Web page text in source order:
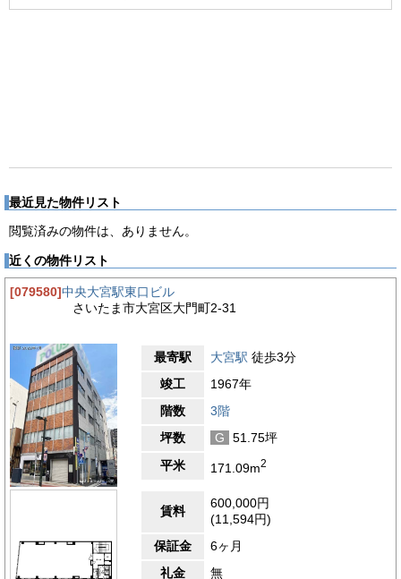
最近見た物件リスト
閲覧済みの物件は、ありません。
近くの物件リスト
[079580]中央大宮駅東口ビル
さいたま市大宮区大門町2-31
最寄駅 大宮駅 徒歩3分
竣工
1967年
階数
3階
坪数
G
51.75坪
平米
171.09m2
賃料
600,000円
(11,594円)
保証金
6ヶ月
礼金
無